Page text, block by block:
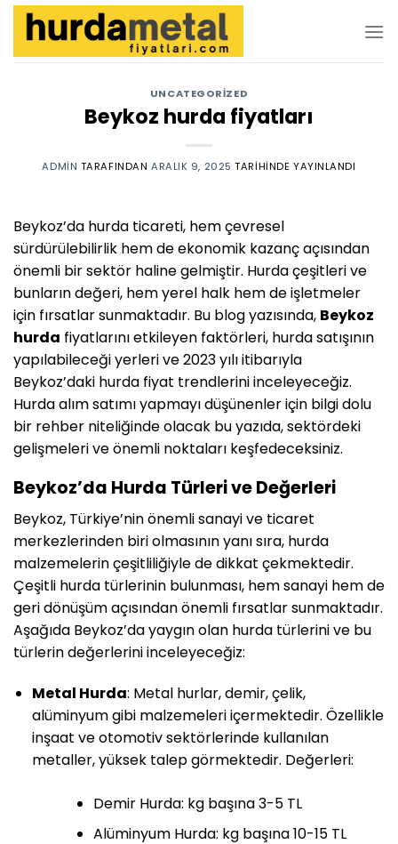
İçeriğe
UNCATEGORIZED
Beykoz hurda fiyatları
ADMIN TARAFINDAN ARALIK 9, 2025 TARIHINDE YAYINLANDI
Beykoz’da hurda ticareti, hem çevresel
sürdürülebilirlik hem de ekonomik kazanç açısından
önemli bir sektör haline gelmiştir. Hurda çeşitleri ve
bunların değeri, hem yerel halk hem de işletmeler
için fırsatlar sunmaktadır. Bu blog yazısında, Beykoz
hurda fiyatlarını etkileyen faktörleri, hurda satışının
yapılabileceği yerleri ve 2023 yılı itibarıyla
Beykoz’daki hurda fiyat trendlerini inceleyeceğiz.
Hurda alım satımı yapmayı düşünenler için bilgi dolu
bir rehber niteliğinde olacak bu yazıda, sektördeki
gelişmeleri ve önemli noktaları keşfedeceksiniz.
Beykoz’da Hurda Türleri ve Değerleri
Beykoz, Türkiye’nin önemli sanayi ve ticaret
merkezlerinden biri olmasının yanı sıra, hurda
malzemelerin çeşitliliğiyle de dikkat çekmektedir.
Çeşitli hurda türlerinin bulunması, hem sanayi hem de
geri dönüşüm açısından önemli fırsatlar sunmaktadır.
Aşağıda Beykoz’da yaygın olan hurda türlerini ve bu
türlerin değerlerini inceleyeceğiz:
Metal Hurda: Metal hurlar, demir, çelik,
alüminyum gibi malzemeleri içermektedir. Özellikle
inşaat ve otomotiv sektörlerinde kullanılan
metaller, yüksek talep görmektedir. Değerleri:
Demir Hurda: kg başına 3-5 TL
Alüminyum Hurda: kg başına 10-15 TL